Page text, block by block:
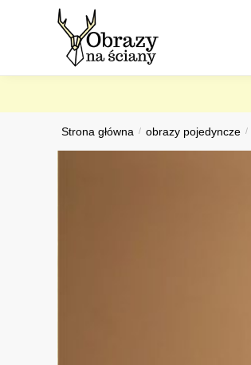
Strona główna / obrazy pojedyncze /